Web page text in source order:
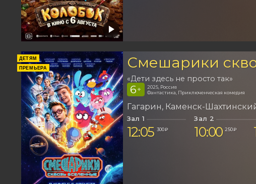
ДЕТЯМ
ПРЕМЬЕРА
Смешарики
«Дети здесь не просто так»
6 +
2025, Россия
Фантастика, Приключенческая комедия
Гагарин Каменск-
Зал 1
12:05 300 ₽
Зал 2
10:00 250 ₽